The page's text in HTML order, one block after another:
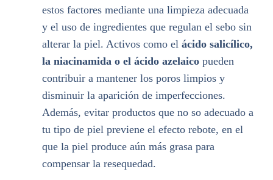
estos factores mediante una limpieza adecuada
y el uso de ingredientes que regulan el sebo sin
alterar la piel. Activos como el ácido salicílico,
la niacinamida o el ácido azelaicopueden
contribuir a mantener los poros limpios y
disminuir la aparición de imperfecciones.
Además, evitar productos que no so adecuado a
tu tipo de piel previene el efecto rebote, en el
que la piel produce aún más grasa para
compensar la resequedad.